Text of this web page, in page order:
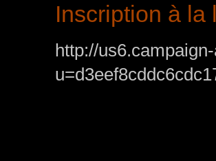
Inscription à la
http://